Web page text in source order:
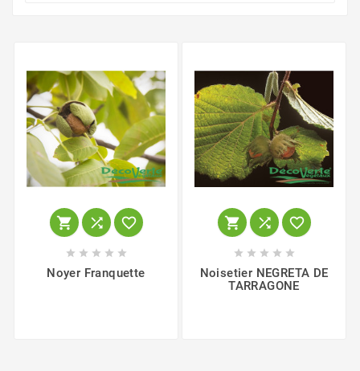
  
    
Noyer Franquette
  
    
Noisetier NEGRETA DE
TARRAGONE